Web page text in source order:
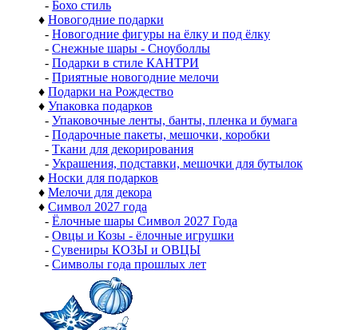
- Бохо стиль
♦ Новогодние подарки
- Новогодние фигуры на ёлку и под ёлку
- Снежные шары - Сноуболлы
- Подарки в стиле КАНТРИ
- Приятные новогодние мелочи
♦ Подарки на Рождество
♦ Упаковка подарков
- Упаковочные ленты, банты, пленка и бумага
- Подарочные пакеты, мешочки, коробки
- Ткани для декорирования
- Украшения, подставки, мешочки для бутылок
♦ Носки для подарков
♦ Мелочи для декора
♦ Символ 2027 года
- Ёлочные шары Символ 2027 Года
- Овцы и Козы - ёлочные игрушки
- Сувениры КОЗЫ и ОВЦЫ
- Символы года прошлых лет